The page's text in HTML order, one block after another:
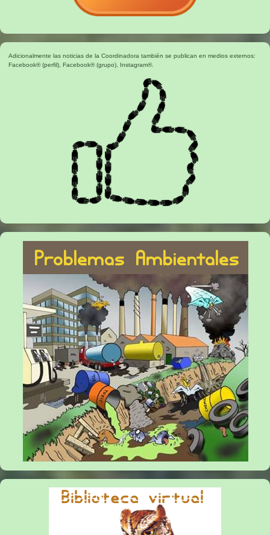
Adicionalmente las noticias de la Coordinadora también se publican en medios externos:
Facebook® (perfil) ,Facebook® (grupo) Instagram®.